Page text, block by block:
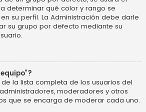
determinar qué color y rango se
su perfil. La Administración debe darle
su grupo por defecto mediante su
la lista completa de los usuarios del
moderadores y otros
que se encarga de moderar cada uno.